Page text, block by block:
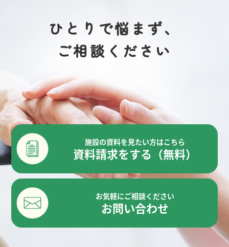
ひとりで悩まず、
ご相談ください
施設の資料を見たい方はこちら
資料請求をする（無料）
お気軽にご相談ください
お問い合わせ